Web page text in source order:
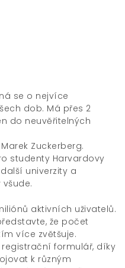
se o nejvíce
dob. Má přes 2
do neuvěřitelných
Zuckerberg.
studenty Harvardovy
univerzity a
aktivních uživatelů.
že počet
více zvětšuje.
formulář, díky
k různým